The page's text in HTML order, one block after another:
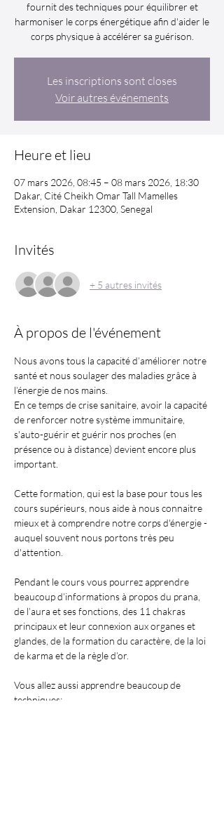
fournit des techniques pour équilibrer et
harmoniser le corps énergétique afin d'aider le
corps physique à accélérer sa guérison.
Les inscriptions sont closes
Voir autres événements
Heure et lieu
07 mars 2026, 08:45 – 08 mars 2026, 18:30
Dakar, Cité Cheikh Omar Tall Mamelles
Extension, Dakar 12300, Senegal
Invités
+ 5 autres invités
À propos de l'événement
Nous avons tous la capacité d’améliorer notre
santé et nous soulager des maladies grâce à
l’énergie de nos mains.
En ce temps de crise sanitaire, avoir la capacité
de renforcer notre système immunitaire,
s'auto-guérir et guérir nos proches (en
présence ou à distance) devient encore plus
important.
Cette formation, qui est la base pour tous les
cours supérieurs, nous aide à nous connaitre
mieux et à comprendre notre corps d'énergie -
auquel souvent nous portons très peu
d'attention.
Pendant le cours vous pourrez apprendre
beaucoup d’informations à propos du prana,
de l’aura et ses fonctions, des 11 chakras
principaux et leur connexion aux organes et
glandes, de la formation du caractère, de la loi
de karma et de la règle d’or.
Vous allez aussi apprendre beaucoup de
techniques: